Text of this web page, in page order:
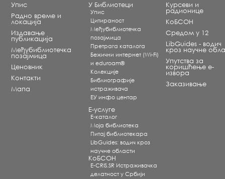
Упис
Радно време и
локација
Издавање
публикација
Међубиблиотечка
позајмица
Ценовник
Контакти
Мапа
У Библиотеци
Упис
Цитираност
Међубиблиотечка
позајмица
Претрага каталога
Бежични интернет (Wi-Fi)
и eduroam®
Koлекције
Библиографије
истраживача
ЕУ инфо центар
Е-услуге
Е-каталог
Моја библиотека
Питај библиотекара
LibGuides: водич кроз
научне области
КоБСОН
E-CRIS.SR Истраживачка
делатност у Србији
Курсеви и
радионице
КоБСОН
Средом у 12
LibGuides - водич
кроз научне
Упутства за
коришћење е-
извора
Заказивање